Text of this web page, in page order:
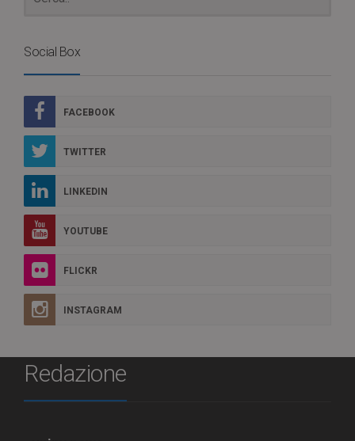
Social Box
FACEBOOK
TWITTER
LINKEDIN
YOUTUBE
FLICKR
INSTAGRAM
Redazione